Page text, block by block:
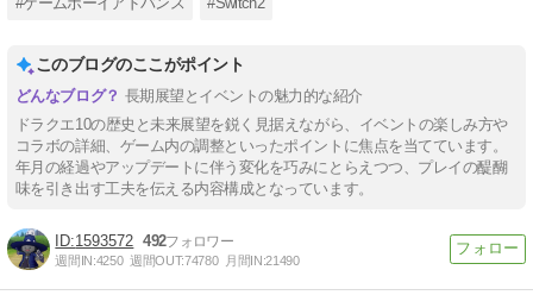
このブログのここがポイント
長期展望とイベントの魅力的な紹介
ドラクエ10の歴史と未来展望を鋭く見据えながら、イベントの楽しみ方や
コラボの詳細、ゲーム内の調整といったポイントに焦点を当てています。
年月の経過やアップデートに伴う変化を巧みにとらえつつ、プレイの醍醐
味を引き出す工夫を伝える内容構成となっています。
1593572 492
週間IN:4250 週間OUT:74780 月間IN:21490